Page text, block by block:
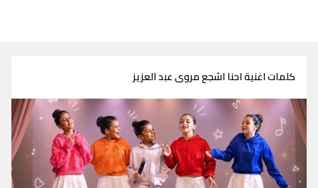
كلمات اغنية احنا اشجع مروى عبد العزيز